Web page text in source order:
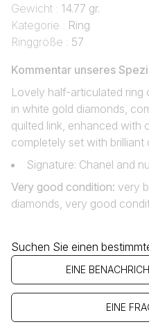
Gewicht : 14.77 gr.
Kategorie : Ring
Ringgröße : 57
Kommentar unseres
Lovely half-articulated
in white gold diamonds,
quilted link, enhanced with
completely set with brilliant
Signature: Chanel and
Very good condition: very
diamonds, very good
Suchen Sie einen
EINE
EINE